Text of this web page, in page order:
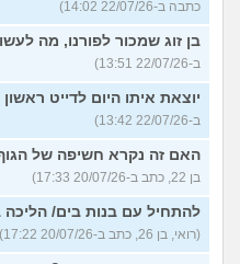
כתבה ב-22/07/26 14:02)
בן זוג שמכור לפורנו, מה
ב-22/07/26 13:51)
יוצאת איתו היום לדייט ראשון
ב-22/07/26 13:42)
האם זה נקרא חשיפה של
בן 22, כתב ב-20/07/26 17:33)
להתחיל עם בנות בים/ הליכה
(רואי, בן 26, כתב ב-20/07/26 17:22)